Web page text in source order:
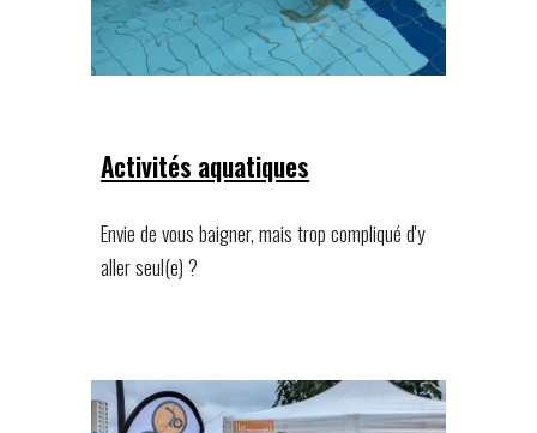
Activités aquatiques
Envie de vous baigner, mais trop compliqué d'y
aller seul(e) ?